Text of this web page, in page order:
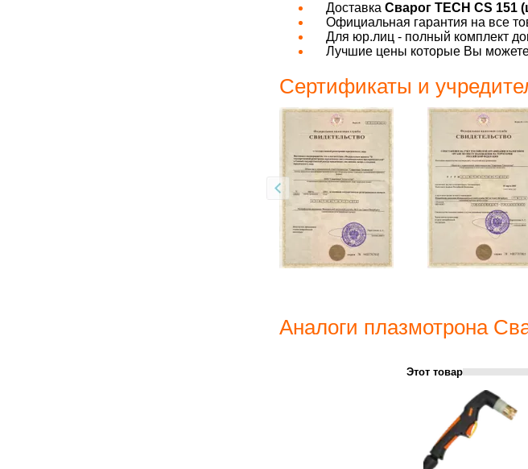
Доставка Сварог TECH CS 151
Официальная гарантия на все
Для юр.лиц - полный комплект
Лучшие цены которые Вы
Сертификаты и
Аналоги плазмотрона
Этот товар